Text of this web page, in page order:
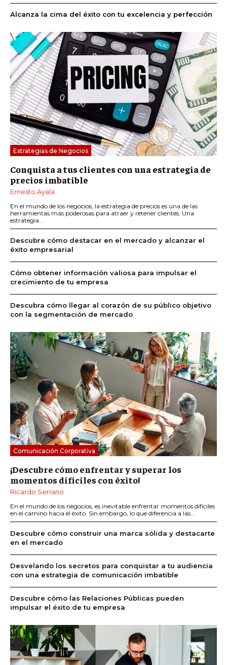
Alcanza la cima del éxito con tu excelencia y perfección
Estrategias de Negocios
Conquista a tus clientes con una estrategia de
precios imbatible
Ernesto Ayala
En el mundo de los negocios, la estrategia de precios es una de las
herramientas más poderosas para atraer y retener clientes. Una
estrategia...
Descubre cómo destacar en el mercado y alcanzar el
éxito empresarial
Cómo obtener información valiosa para impulsar el
crecimiento de tu empresa
Descubra cómo llegar al corazón de su público objetivo
con la segmentación de mercado
Comunicación Corporativa
¡Descubre cómo enfrentar y superar los
momentos difíciles con éxito!
Ricardo Serrano
En el mundo de los negocios, es inevitable enfrentar momentos difíciles
en el camino hacia el éxito. Sin embargo, lo que diferencia a las...
Descubre cómo construir una marca sólida y destacarte
en el mercado
Desvelando los secretos para conquistar a tu audiencia
con una estrategia de comunicación imbatible
Descubre cómo las Relaciones Públicas pueden
impulsar el éxito de tu empresa